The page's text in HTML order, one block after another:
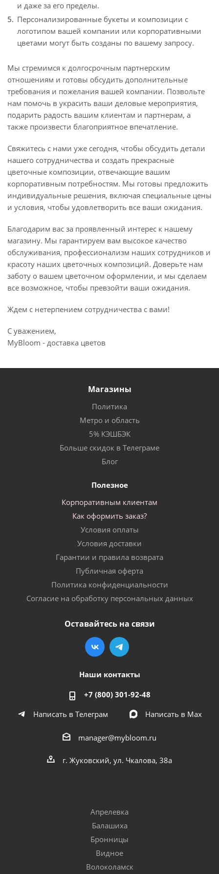
и даже за его пределы.
Персонализированные букеты и композиции с
логотипом вашей компании или корпоративными
цветами могут быть созданы по вашему запросу.
Мы стремимся к долгосрочным партнерским
отношениям и готовы обсудить дополнительные
требования и пожелания вашей компании. Позвольте
нам помочь в украсить ваши деловые мероприятия,
подарить радость вашим клиентам и партнерам, а
также произвести благоприятное впечатление.
Свяжитесь с нами уже сегодня, чтобы обсудить детали
нашего сотрудничества и создать прекрасные
цветочные композиции, отвечающие вашим
корпоративным потребностям. Мы готовы предложить
индивидуальные решения, включая специальные цены
и условия, чтобы удовлетворить все ваши ожидания.
Благодарим вас за проявленный интерес к нашему
магазину. Мы гарантируем вам высокое качество
обслуживания, профессионализм наших сотрудников и
красоту наших цветочных композиций. Доверьте нам
заботу о вашем цветочном оформлении, и мы сделаем
все возможное, чтобы превзойти ваши ожидания.
Ждем с нетерпением сотрудничества с вами!
С уважением,
MyBloom - доставка цветов
Магазины
Политика
Метро и область
5% КЭШБЭК
Больше скидок в Телеграме
Блог
Полезное
Корпоративным клиентам
Как оформить заказ?
Условия оплаты
Условия доставки
Гарантии и правила возврата
Публичная оферта
Политика конфиденциальности
Согласие на обработку персональных данных
Оставайтесь на связи
Наши контакты
+7 (800) 301-92-48
Написать в Телеграм
Написать в Мах
manager@mybloom.ru
г. Жуковский, ул. Чкалова, 38а
Апрелевка
Балашиха
Бронницы
Видное
Волоколамск